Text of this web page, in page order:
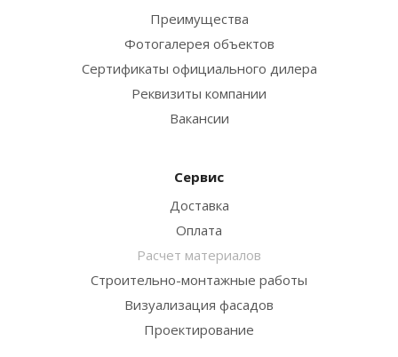
Преимущества
Фотогалерея объектов
Сертификаты официального дилера
Реквизиты компании
Вакансии
Сервис
Доставка
Оплата
Расчет материалов
Строительно-монтажные работы
Визуализация фасадов
Проектирование